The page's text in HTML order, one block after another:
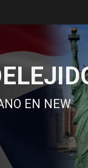
EN NEW